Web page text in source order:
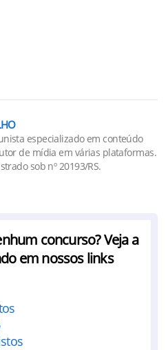
especializado em conteúdo
de mídia em várias plataformas.
sob nº 20193/RS.
concurso? Veja a
em nossos links